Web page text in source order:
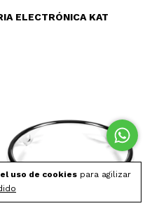
uso de cookies para agilizar
ELECTRÓNICA KAT